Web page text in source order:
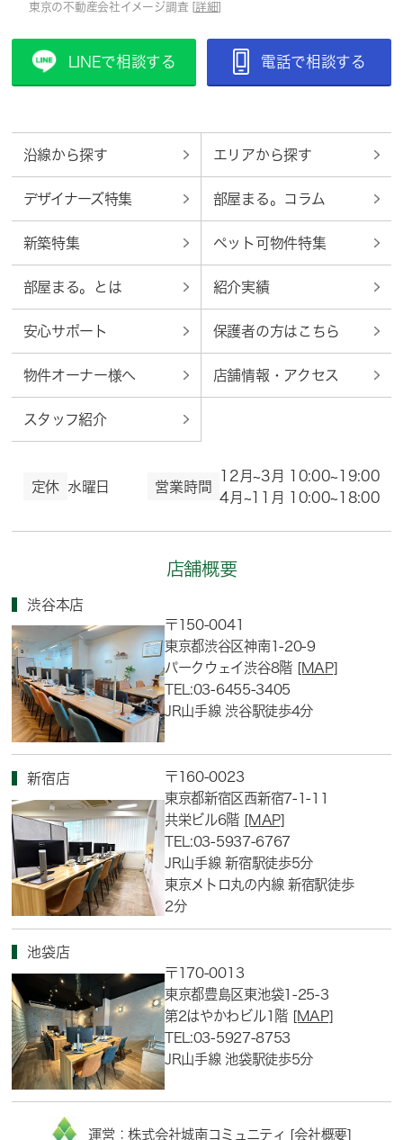
東京の不動産会社イメージ調査 [ 詳細
LINEで相談する 電話で相談する
沿線から探す エリアから探す
デザイナーズ特集 部屋まる。コラム
新築特集 ペット可物件特集
部屋まる。とは 紹介実績
安心サポート 保護者の方はこちら
物件オーナー様へ 店舗情報・アクセス
スタッフ紹介
定休 水曜日 営業時間
12月~3月 10:00~19:00
4月~11月 10:00~18:00
店舗概要
渋谷本店
〒150-0041
東京都渋谷区神南1-20-9
パークウェイ渋谷8階 [MAP]
TEL:03-6455-3405
JR山手線 渋谷駅徒歩4分
新宿店
〒160-0023
東京都新宿区西新宿7-1-11
共栄ビル6階 [MAP]
TEL:03-5937-6767
JR山手線 新宿駅徒歩5分
東京メトロ丸の内線 新宿駅徒歩
2分
池袋店
〒170-0013
東京都豊島区東池袋1-25-3
第2はやかわビル1階 [MAP]
TEL:03-5927-8753
JR山手線 池袋駅徒歩5分
運営：株式会社城南コミュニティ [会社概要]